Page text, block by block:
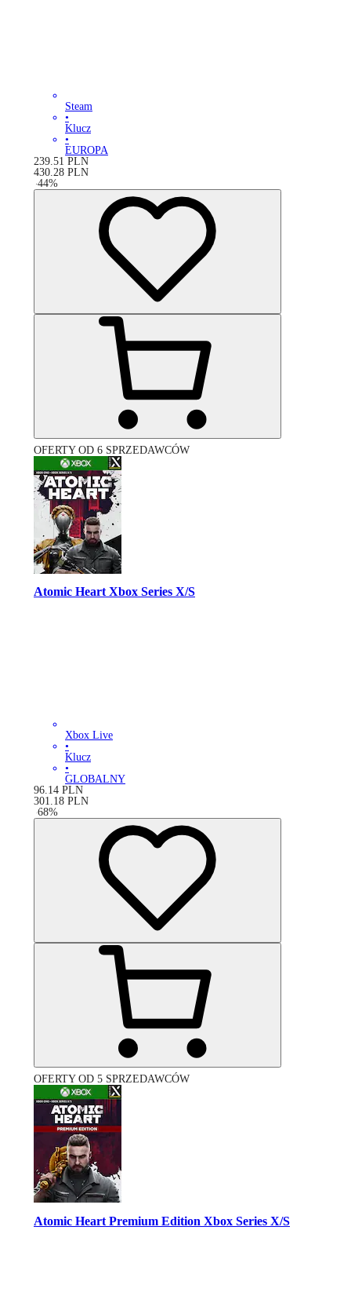
Steam
•
Klucz
•
EUROPA
239.51 PLN
430.28 PLN
-44%
OFERTY OD 6 SPRZEDAWCÓW
Atomic Heart Xbox Series X/S
Xbox Live
•
Klucz
•
GLOBALNY
96.14 PLN
301.18 PLN
-68%
OFERTY OD 5 SPRZEDAWCÓW
Atomic Heart Premium Edition Xbox Series X/S